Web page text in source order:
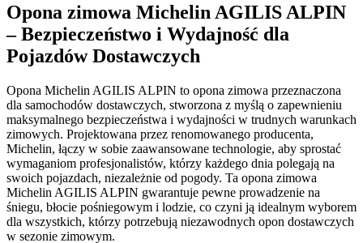
Opona zimowa Michelin AGILIS ALPIN
– Bezpieczeństwo i Wydajność dla
Pojazdów Dostawczych
Opona Michelin AGILIS ALPIN to opona zimowa przeznaczona
dla samochodów dostawczych, stworzona z myślą o zapewnieniu
maksymalnego bezpieczeństwa i wydajności w trudnych warunkach
zimowych. Projektowana przez renomowanego producenta,
Michelin, łączy w sobie zaawansowane technologie, aby sprostać
wymaganiom profesjonalistów, którzy każdego dnia polegają na
swoich pojazdach, niezależnie od pogody. Ta opona zimowa
Michelin AGILIS ALPIN gwarantuje pewne prowadzenie na
śniegu, błocie pośniegowym i lodzie, co czyni ją idealnym wyborem
dla wszystkich, którzy potrzebują niezawodnych opon dostawczych
w sezonie zimowym.